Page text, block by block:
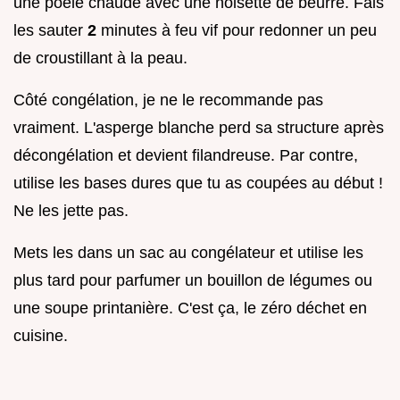
les sauter 2 minutes à feu vif pour redonner un peu
de croustillant à la peau.
Côté congélation, je ne le recommande pas
vraiment. L'asperge blanche perd sa structure après
décongélation et devient filandreuse. Par contre,
utilise les bases dures que tu as coupées au début !
Ne les jette pas.
Mets les dans un sac au congélateur et utilise les
plus tard pour parfumer un bouillon de légumes ou
une soupe printanière. C'est ça, le zéro déchet en
cuisine.